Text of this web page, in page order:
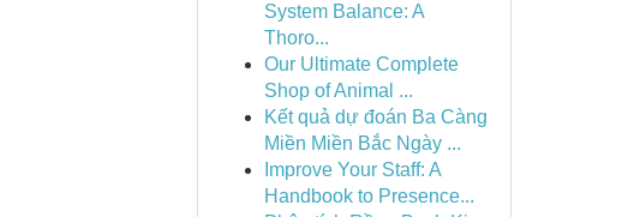
System Balance: A
Thoro...
Our Ultimate Complete
Shop of Animal ...
Kết quả dự đoán Ba Càng
Miền Miền Bắc Ngày ...
Improve Your Staff: A
Handbook to Presence...